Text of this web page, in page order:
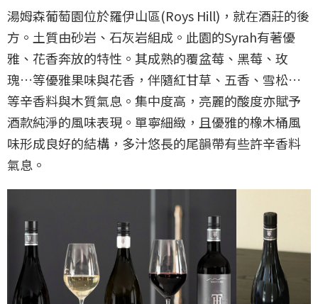
湯姆森葡萄園位於羅伊山區(Roys Hill)，就在酒莊的後
方。土質由砂岩、石灰岩組成。此園的Syrah有著優
雅、花香奔放的特性。其成熟的覆盆莓、黑莓、玫
瑰…等優雅果味與花香，伴隨紅甘草、五香、雪松…
等辛香料與木質氣息。集中度高，亮麗的酸度亦賦予
酒款純淨的風味表現。單寧細緻，且優雅的橡木桶風
味形成良好的結構，多汁悠長的尾韻帶有些許辛香料
氣息。